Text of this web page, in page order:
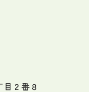
２番８